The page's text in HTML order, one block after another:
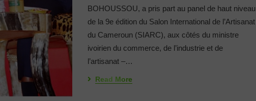
BOHOUSSOU, a pris part au panel de haut niveau
de la 9e édition du Salon International de l’Artisanat
du Cameroun (SIARC), aux côtés du ministre
ivoirien du commerce, de l’industrie et de
l’artisanat –…
Read More